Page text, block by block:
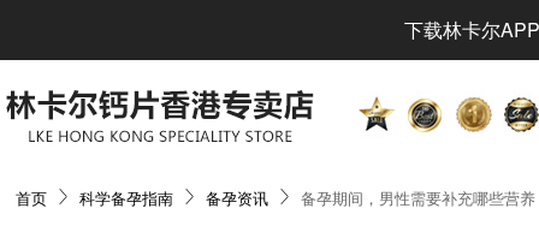
下载林卡尔
首页 科学备孕指南 备孕资讯 备孕期间，男性需要补充哪些营养